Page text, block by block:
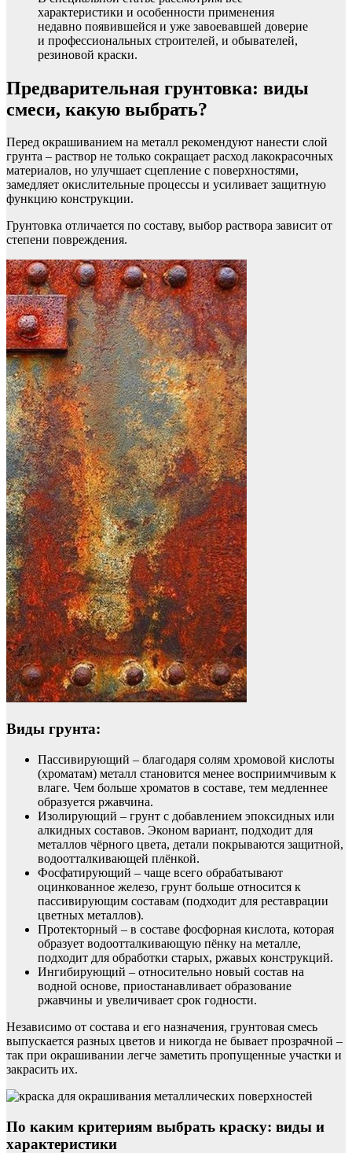
характеристики и особенности применения
недавно появившейся и уже завоевавшей доверие
и профессиональных строителей, и обывателей,
резиновой краски.
Предварительная грунтовка: виды
смеси, какую выбрать?
Перед окрашиванием на металл рекомендуют нанести слой
грунта – раствор не только сокращает расход лакокрасочных
материалов, но улучшает сцепление с поверхностями,
замедляет окислительные процессы и усиливает защитную
функцию конструкции.
Грунтовка отличается по составу, выбор раствора зависит от
степени повреждения.
Виды грунта:
Пассивирующий – благодаря солям хромовой кислоты
(хроматам) металл становится менее восприимчивым к
влаге. Чем больше хроматов в составе, тем медленнее
образуется ржавчина.
Изолирующий – грунт с добавлением эпоксидных или
алкидных составов. Эконом вариант, подходит для
металлов чёрного цвета, детали покрываются защитной,
водоотталкивающей плёнкой.
Фосфатирующий – чаще всего обрабатывают
оцинкованное железо, грунт больше относится к
пассивирующим составам (подходит для реставрации
цветных металлов).
Протекторный – в составе фосфорная кислота, которая
образует водоотталкивающую пёнку на металле,
подходит для обработки старых, ржавых конструкций.
Ингибирующий – относительно новый состав на
водной основе, приостанавливает образование
ржавчины и увеличивает срок годности.
Независимо от состава и его назначения, грунтовая смесь
выпускается разных цветов и никогда не бывает прозрачной –
так при окрашивании легче заметить пропущенные участки и
закрасить их.
По каким критериям выбрать краску: виды и
характеристики